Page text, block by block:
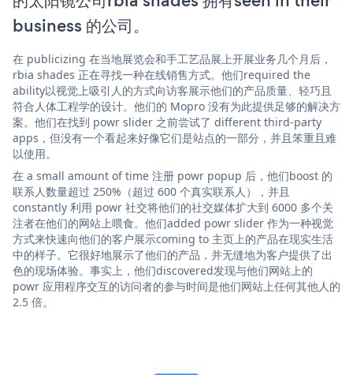
business 的公司。
在 publicizing 在当地展览会和手工艺品展上开展业务几个月后，
rbia shades 正在寻找一种在线销售方式。他们required the
ability以视觉上吸引人的方式向访客展示他们的产品质量、轻巧且
符合人体工程学的设计。他们的 Mopro 没有为此提供足够的解决方
案。他们在找到 powr slider 之前尝试了 different third-party
apps，但没有一个看起来好像它们是站点的一部分，并且笨重且难
以使用。
在 a small amount of time 注册 powr popup 后，他们boost 的
联系人数量超过 250%（超过 600 个真实联系人），并且
constantly 利用 powr 社交将他们的社交媒体扩大到 6000 多个关
注者在他们的网站上喂食。他们added powr slider 作为一种视觉
方式来快速向他们的客户展示coming to 主页上的产品在现实生活
中的样子。它很好地展示了他们的产品，并无缝地为客户提供了出
色的现场体验。事实上，他们discovered发现与他们网站上的
powr 应用程序交互的访问者的参与时间是他们网站上任何其他人的
2.5 倍。